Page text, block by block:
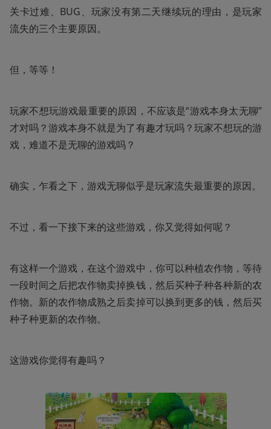
关卡过难、BUG、玩家没有第二天继续玩的理由，是玩家
流失的三个主要原因。
但，等等！
玩家不想玩游戏最重要的原因，不应该是“游戏本身太无聊”
才对吗？游戏本身不就是为了有趣才玩吗？玩家不想玩的游
戏，难道不是无聊的游戏吗？
确实，乍看之下，游戏无聊似乎是玩家流失最重要的原因。
不过，看一下接下来的这些游戏，你又觉得如何呢？
有这样一个游戏，在这个游戏中，你可以种植农作物，等待
一段时间之后把农作物卖掉换钱，然后买种子种各种新的农
作物。新的农作物成熟之后卖掉可以换到更多的钱，然后买
种子种更新的农作物。
这游戏你觉得有趣吗？